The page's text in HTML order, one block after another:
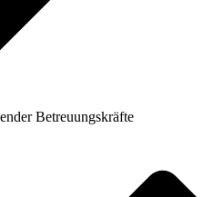
Betreuungskräfte